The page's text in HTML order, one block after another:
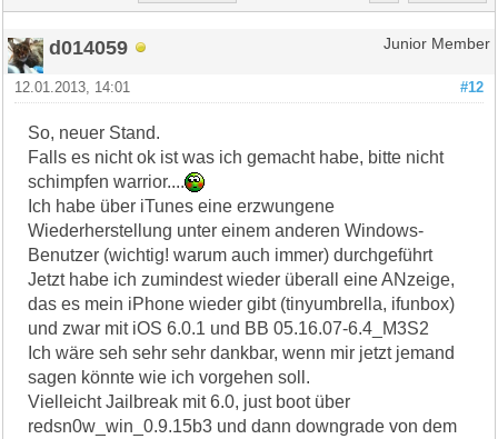
d014059 Junior Member
#12
12.01.2013, 14:01
So, neuer Stand.
Falls es nicht ok ist was ich gemacht habe, bitte nicht
schimpfen warrior....
Ich habe über iTunes eine erzwungene
Wiederherstellung unter einem anderen Windows-
Benutzer (wichtig! warum auch immer) durchgeführt
Jetzt habe ich zumindest wieder überall eine ANzeige,
das es mein iPhone wieder gibt (tinyumbrella, ifunbox)
und zwar mit iOS 6.0.1 und BB 05.16.07-6.4_M3S2
Ich wäre seh sehr sehr dankbar, wenn mir jetzt jemand
sagen könnte wie ich vorgehen soll.
Vielleicht Jailbreak mit 6.0, just boot über
redsn0w_win_0.9.15b3 und dann downgrade von dem